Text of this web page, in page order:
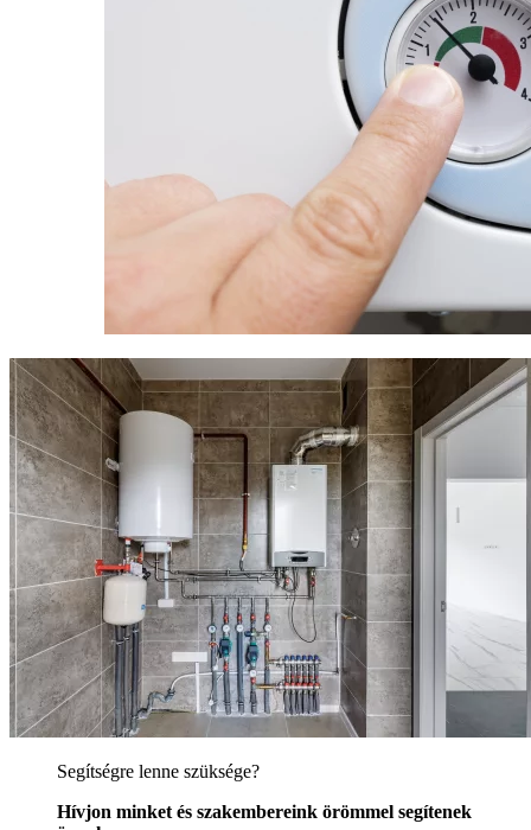
Segítségre lenne szüksége?
Hívjon minket és szakembereink örömmel segítenek